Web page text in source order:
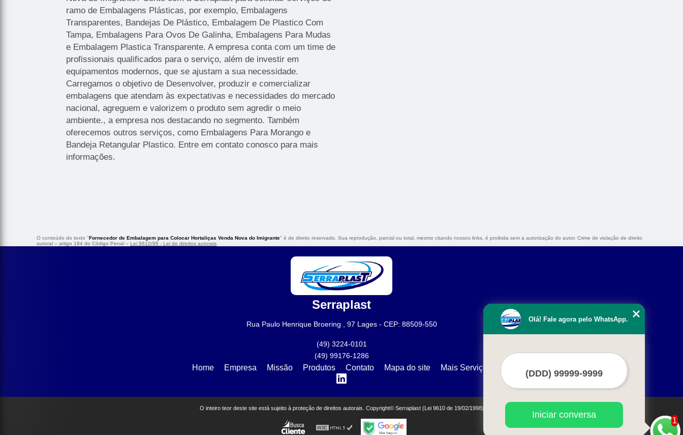
ramo de Embalagens Plásticas, por exemplo, Embalagens
Transparentes, Bandejas De Plástico, Embalagem De Plastico Com
Tampa, Embalagens Para Ovos De Galinha, Embalagens Para Mudas
e Embalagem Plastica Transparente. A empresa conta com um time de
profissionais qualificados para o serviço, além de investir em
equipamentos modernos, que se ajustam a sua necessidade.
Carregamos o objetivo de Desenvolver, produzir e comercializar
embalagens que atendam às expectativas e necessidades do mercado
nacional, agreguem e valorizem o produto sem agredir o meio
ambiente., a empresa nos destacando no segmento. Também
oferecemos outros serviços, como Embalagens Para Morango e
Bandeja Retangular Plastico. Entre em contato conosco para mais
informações.
O conteúdo do texto "Fornecedor de Embalagem para Colocar Hortaliças Venda Nova do Imigrante" é de direito reservado. Sua reprodução, parcial ou total, mesmo citando nossos links, é proibida sem a autorização do autor. Crime de violação de direito
autoral – artigo 184 do Código Penal – Lei 9610/98 - Lei de direitos autorais
Serraplast
Rua Paulo Henrique Broering , 97 Lages - CEP: 88509-550
(49) 3224-0101
(49) 99176-1286
Home Empresa Missão Produtos Contato Mapa do site Mais Serviços
O inteiro teor deste site está sujeito à proteção de direitos autorais. Copyright© Serraplast (Lei 9610 de 19/02/1998)
1
Olá! Fale agora pelo WhatsApp.
Iniciar conversa